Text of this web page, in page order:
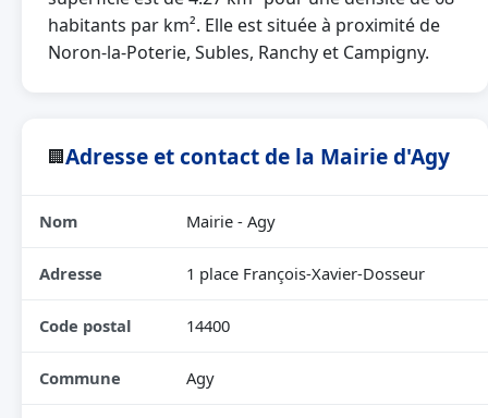
habitants par km². Elle est située à proximité de
Noron-la-Poterie, Subles, Ranchy et Campigny.
🏢Adresse et contact de la Mairie d'Agy
Nom Mairie - Agy
Adresse 1 place François-Xavier-Dosseur
Code postal 14400
Commune Agy